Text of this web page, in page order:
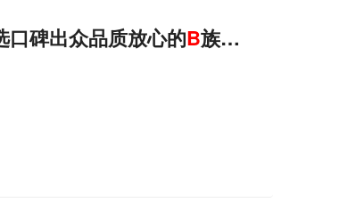
口碑出众品质放心的B族产品